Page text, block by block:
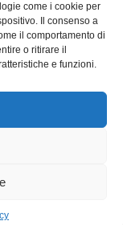
come i cookie per
Il consenso a
il comportamento di
o ritirare il
e funzioni.